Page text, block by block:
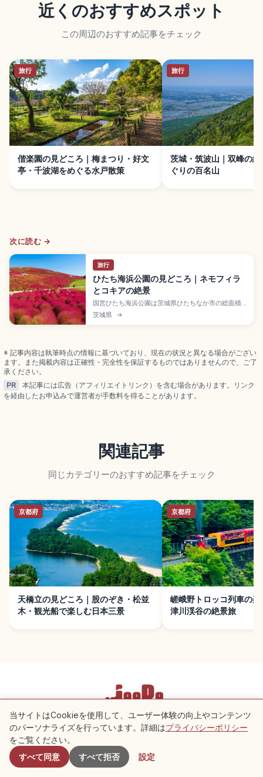
近くのおすすめスポット
この周辺のおすすめ記事をチェック
旅行
偕楽園の見どころ｜梅まつり・好文
亭・千波湖をめぐる水戸散策
旅行
茨城・筑波山｜双峰の絶
ぐりの百名山
次に読む →
旅行
ひたち海浜公園の見どころ｜ネモフィラ
とコキアの絶景
国営ひたち海浜公園は茨城県ひたちなか市の総面積
約350haの国営公園で、みはらしの丘の春のネモフ
ィラ(4月中旬〜5月上旬・約530万本)と秋のコキア
茨城県 →
※ 記事内容は執筆時点の情報に基づいており、現在の状況と異なる場合がござい
ます。また掲載内容は正確性・完全性を保証するものではありませんので、ご了
承ください。
PR
本記事には広告（アフィリエイトリンク）を含む場合があります。リンク
を経由したお申込みで運営者が手数料を得ることがあります。
関連記事
同じカテゴリーのおすすめ記事をチェック
京都府
天橋立の見どころ｜股のぞき・松並
木・観光船で楽しむ日本三景
京都府
嵯峨野トロッコ列車の楽
津川渓谷の絶景旅
付近のスポット
利用規約プライバシーポリシー Cookie 設定
Copyright © 2026 JeePe Inc. All rights reserved.
当サイトはCookieを使用して、ユーザー体験の向上やコンテンツ
のパーソナライズを行っています。詳細はプライバシーポリシー
をご覧ください。
すべて同意
すべて拒否 設定